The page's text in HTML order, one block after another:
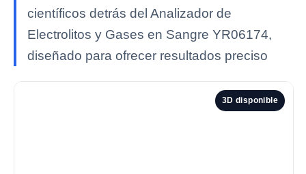
científicos detrás del Analizador de
Electrolitos y Gases en Sangre YR06174,
diseñado para ofrecer resultados preciso
3D disponible